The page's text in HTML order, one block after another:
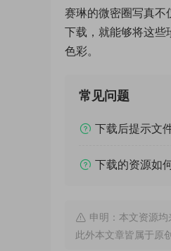
赛琳的微密圈写真不
下载，就能够将这些
色彩。
常见问题
下载后提示文
下载的资源如
申明：本文资源均
此外本文章皆属于原